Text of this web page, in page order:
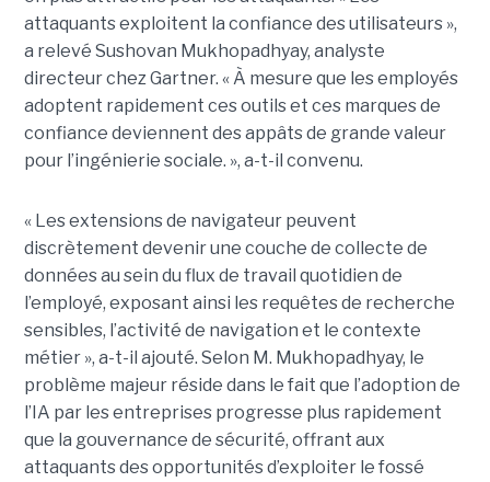
attaquants exploitent la confiance des utilisateurs »,
a relevé Sushovan Mukhopadhyay, analyste
directeur chez Gartner. « À mesure que les employés
adoptent rapidement ces outils et ces marques de
confiance deviennent des appâts de grande valeur
pour l’ingénierie sociale. », a-t-il convenu.
« Les extensions de navigateur peuvent
discrètement devenir une couche de collecte de
données au sein du flux de travail quotidien de
l’employé, exposant ainsi les requêtes de recherche
sensibles, l’activité de navigation et le contexte
métier », a-t-il ajouté. Selon M. Mukhopadhyay, le
problème majeur réside dans le fait que l’adoption de
l’IA par les entreprises progresse plus rapidement
que la gouvernance de sécurité, offrant aux
attaquants des opportunités d’exploiter le fossé